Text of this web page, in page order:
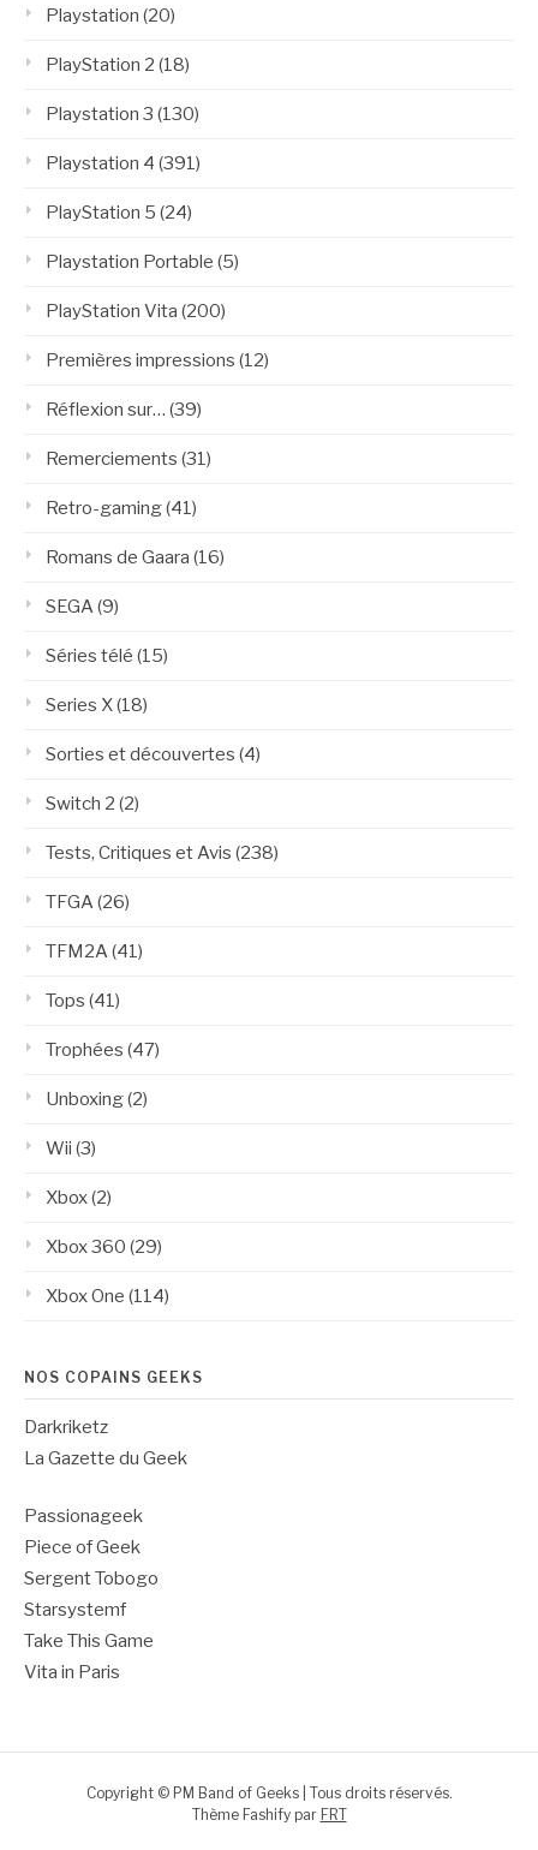
Playstation (20)
PlayStation 2 (18)
Playstation 3 (130)
Playstation 4 (391)
PlayStation 5 (24)
Playstation Portable (5)
PlayStation Vita (200)
Premières impressions (12)
Réflexion sur… (39)
Remerciements (31)
Retro-gaming(41)
Romans de Gaara (16)
SEGA(9)
Séries télé (15)
Series X(18)
Sorties et découvertes (4)
Switch 2 (2)
Tests, Critiques et Avis (238)
TFGA(26)
TFM2A(41)
Tops (41)
Trophées (47)
Unboxing(2)
Wii (3)
Xbox(2)
Xbox 360 (29)
Xbox One (114)
NOS COPAINS GEEKS
Darkriketz
La Gazette du Geek
Passionageek
Piece of Geek
Sergent Tobogo
Starsystemf
Take This Game
Vita in Paris
Copyright © PM Band of Geeks | Tous droits réservés.
Thème Fashify par FRT